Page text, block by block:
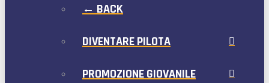
← BACK
DIVENTARE PILOTA
PROMOZIONE GIOVANILE